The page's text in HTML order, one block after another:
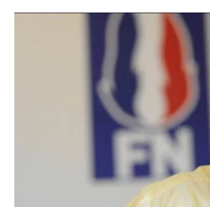
avevano avvisato Le Pen di